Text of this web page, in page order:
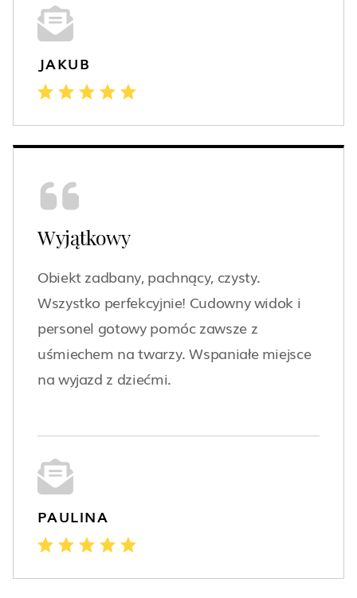
JAKUB
Wyjątkowy
Obiekt zadbany, pachnący, czysty.
Wszystko perfekcyjnie! Cudowny widok i
personel gotowy pomóc zawsze z
uśmiechem na twarzy. Wspaniałe miejsce
na wyjazd z dziećmi.
PAULINA